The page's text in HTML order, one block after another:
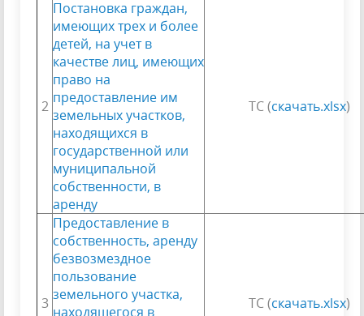
2
Постановка граждан,
имеющих трех и более
детей, на учет в
качестве лиц, имеющих
право на
предоставление им
земельных участков,
находящихся в
государственной или
муниципальной
собственности, в
аренду
ТС (скачать.xlsx)
3
Предоставление в
собственность, аренду
безвозмездное
пользование
земельного участка,
находящегося в
ТС (скачать.xlsx)